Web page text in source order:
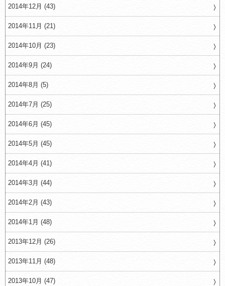
2014年12月 (43)
2014年11月 (21)
2014年10月 (23)
2014年9月 (24)
2014年8月 (5)
2014年7月 (25)
2014年6月 (45)
2014年5月 (45)
2014年4月 (41)
2014年3月 (44)
2014年2月 (43)
2014年1月 (48)
2013年12月 (26)
2013年11月 (48)
2013年10月 (47)